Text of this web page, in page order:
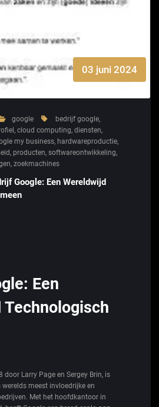
03 juni 2024
google bedrijf google,
, cloud computing, diensten,
my business, hardwareproductie,
, producten, softwareontwikkeling,
, zoekmachines
Google: Een Wereldwijd
Een
door Larry Page en Sergey Brin, is
werelds meest invloedrijke en
Met het hoofdkantoor in